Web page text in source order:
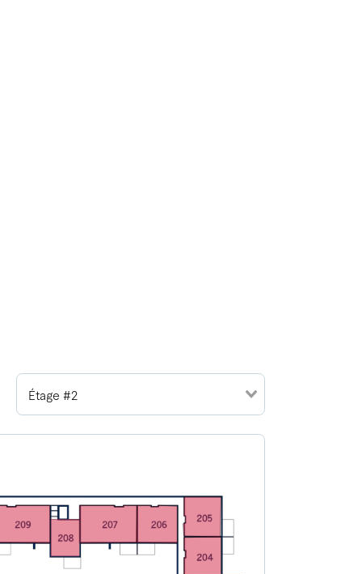
Étage #2